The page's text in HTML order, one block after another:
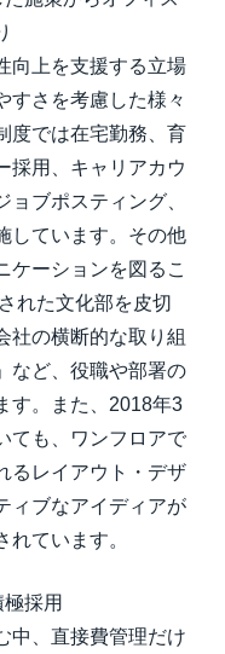
向上を支援する立場
すさを考慮した様々
度では在宅勤務、育
採用、キャリアカウ
ブポスティング、
しています。その他
ケーションを図るこ
れた文化部を皮切
社の横断的な取り組
など、役職や部署の
す。また、2018年3
ても、ワンフロアで
るレイアウト・デザ
ィブなアイディアが
ています。
採用
中、直接費管理だけ